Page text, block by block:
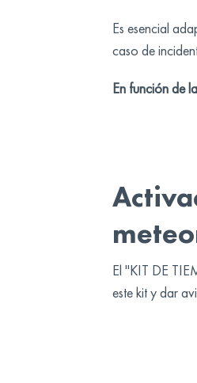
Es esencial
caso de
En función de
El "KIT DE
este kit y dar